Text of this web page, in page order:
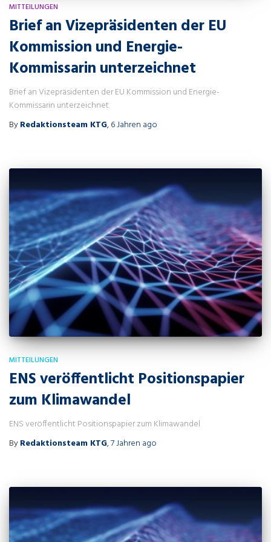
MITTEILUNGEN
Brief an Vizepräsidenten der EU
Kommission und Energie-
Kommissarin unterzeichnet
Brief an Vizepräsidenten der EU Kommission und Energie-
Kommissarin unterzeichnet
ByRedaktionsteam KTG,6 Jahren ago
MITTEILUNGEN
ENS veröffentlicht Positionspapier
zum Klimawandel
ENS veröffentlicht Positionspapier zum Klimawandel
ByRedaktionsteam KTG,7 Jahren ago